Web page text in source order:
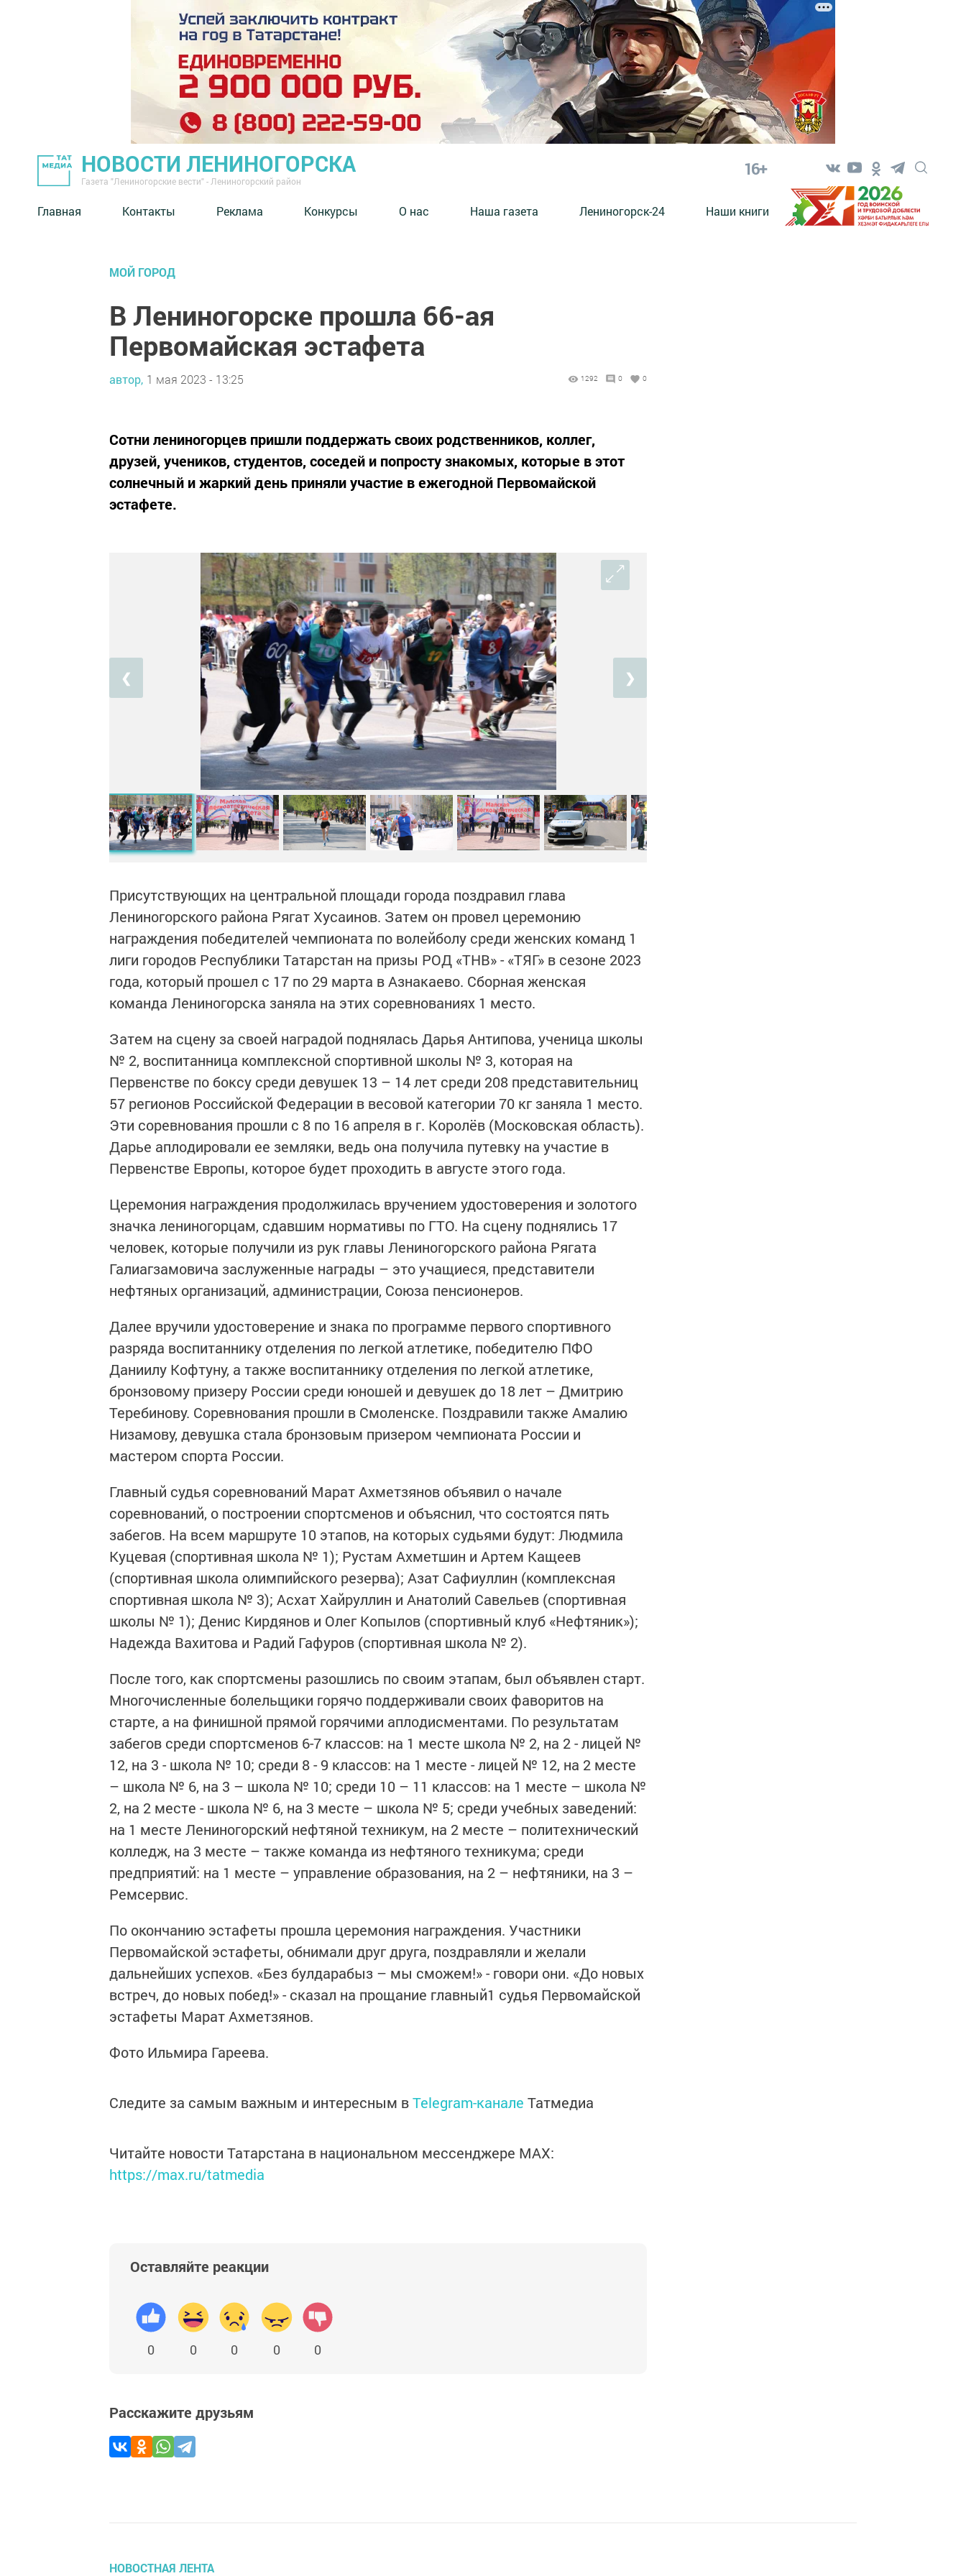
НОВОСТИ ЛЕНИНОГОРСКА
Газета "Лениногорские вести" - Лениногорский район
16+
Главная Контакты Реклама Конкурсы О нас Наша газета Лениногорск-24 Наши книги
МОЙ ГОРОД
В Лениногорске прошла 66-ая
Первомайская эстафета
автор, 1 мая 2023 - 13:25 1292 0 0
Сотни лениногорцев пришли поддержать своих родственников, коллег,
друзей, учеников, студентов, соседей и попросту знакомых, которые в этот
солнечный и жаркий день приняли участие в ежегодной Первомайской
эстафете.
❮ ❯
Присутствующих на центральной площади города поздравил глава
Лениногорского района Рягат Хусаинов. Затем он провел церемонию
награждения победителей чемпионата по волейболу среди женских команд 1
лиги городов Республики Татарстан на призы РОД «ТНВ» - «ТЯГ» в сезоне 2023
года, который прошел с 17 по 29 марта в Азнакаево. Сборная женская
команда Лениногорска заняла на этих соревнованиях 1 место.
Затем на сцену за своей наградой поднялась Дарья Антипова, ученица школы
№ 2, воспитанница комплексной спортивной школы № 3, которая на
Первенстве по боксу среди девушек 13 – 14 лет среди 208 представительниц
57 регионов Российской Федерации в весовой категории 70 кг заняла 1 место.
Эти соревнования прошли с 8 по 16 апреля в г. Королёв (Московская область).
Дарье аплодировали ее земляки, ведь она получила путевку на участие в
Первенстве Европы, которое будет проходить в августе этого года.
Церемония награждения продолжилась вручением удостоверения и золотого
значка лениногорцам, сдавшим нормативы по ГТО. На сцену поднялись 17
человек, которые получили из рук главы Лениногорского района Рягата
Галиагзамовича заслуженные награды – это учащиеся, представители
нефтяных организаций, администрации, Союза пенсионеров.
Далее вручили удостоверение и знака по программе первого спортивного
разряда воспитаннику отделения по легкой атлетике, победителю ПФО
Даниилу Кофтуну, а также воспитаннику отделения по легкой атлетике,
бронзовому призеру России среди юношей и девушек до 18 лет – Дмитрию
Теребинову. Соревнования прошли в Смоленске. Поздравили также Амалию
Низамову, девушка стала бронзовым призером чемпионата России и
мастером спорта России.
Главный судья соревнований Марат Ахметзянов объявил о начале
соревнований, о построении спортсменов и объяснил, что состоятся пять
забегов. На всем маршруте 10 этапов, на которых судьями будут: Людмила
Куцевая (спортивная школа № 1); Рустам Ахметшин и Артем Кащеев
(спортивная школа олимпийского резерва); Азат Сафиуллин (комплексная
спортивная школа № 3); Асхат Хайруллин и Анатолий Савельев (спортивная
школы № 1); Денис Кирдянов и Олег Копылов (спортивный клуб «Нефтяник»);
Надежда Вахитова и Радий Гафуров (спортивная школа № 2).
После того, как спортсмены разошлись по своим этапам, был объявлен старт.
Многочисленные болельщики горячо поддерживали своих фаворитов на
старте, а на финишной прямой горячими аплодисментами. По результатам
забегов среди спортсменов 6-7 классов: на 1 месте школа № 2, на 2 - лицей №
12, на 3 - школа № 10; среди 8 - 9 классов: на 1 месте - лицей № 12, на 2 месте
– школа № 6, на 3 – школа № 10; среди 10 – 11 классов: на 1 месте – школа №
2, на 2 месте - школа № 6, на 3 месте – школа № 5; среди учебных заведений:
на 1 месте Лениногорский нефтяной техникум, на 2 месте – политехнический
колледж, на 3 месте – также команда из нефтяного техникума; среди
предприятий: на 1 месте – управление образования, на 2 – нефтяники, на 3 –
Ремсервис.
По окончанию эстафеты прошла церемония награждения. Участники
Первомайской эстафеты, обнимали друг друга, поздравляли и желали
дальнейших успехов. «Без булдарабыз – мы сможем!» - говори они. «До новых
встреч, до новых побед!» - сказал на прощание главный1 судья Первомайской
эстафеты Марат Ахметзянов.
Фото Ильмира Гареева.
Следите за самым важным и интересным вTelegram-канале Татмедиа
Читайте новости Татарстана в национальном мессенджере MАХ:
https://max.ru/tatmedia
Оставляйте реакции
0 0 0 0 0
Расскажите друзьям
НОВОСТНАЯ ЛЕНТА